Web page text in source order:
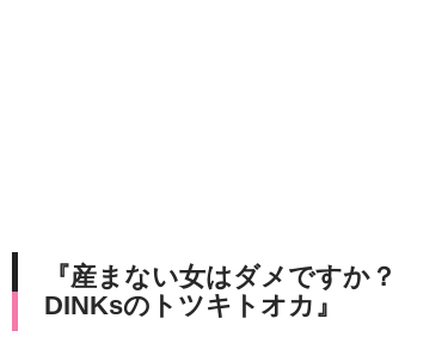
『産まない女はダメですか？
DINKsのトツキトオカ』